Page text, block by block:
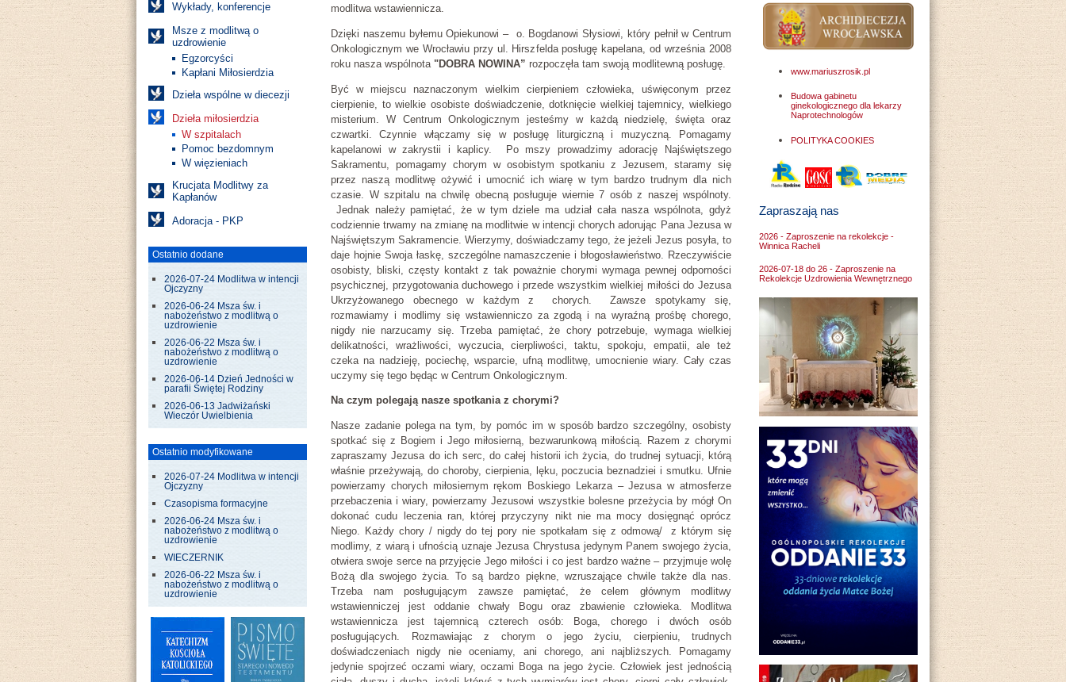
Wykłady, konferencje
Msze z modlitwą o
uzdrowienie
Egzorcyści
Kapłani Miłosierdzia
Dzieła wspólne w diecezji
Dzieła miłosierdzia
W szpitalach
Pomoc bezdomnym
W więzieniach
Krucjata Modlitwy za
Kapłanów
Adoracja - PKP
Ostatnio dodane
2026-07-24 Modlitwa w intencji
Ojczyzny
2026-06-24 Msza św. i
nabożeństwo z modlitwą o
uzdrowienie
2026-06-22 Msza św. i
nabożeństwo z modlitwą o
uzdrowienie
2026-06-14 Dzień Jedności w
parafii Świętej Rodziny
2026-06-13 Jadwiżański
Wieczór Uwielbienia
Ostatnio modyfikowane
2026-07-24 Modlitwa w intencji
Ojczyzny
Czasopisma formacyjne
2026-06-24 Msza św. i
nabożeństwo z modlitwą o
uzdrowienie
WIECZERNIK
2026-06-22 Msza św. i
nabożeństwo z modlitwą o
uzdrowienie
www.mariuszrosik.pl
Budowa gabinetu
ginekologicznego dla lekarzy
Naprotechnologów
POLITYKA COOKIES
Zapraszają nas
2026 - Zaproszenie na rekolekcje -
Winnica Racheli
2026-07-18 do 26 - Zaproszenie na
Rekolekcje Uzdrowienia Wewnętrznego
modlitwa wstawiennicza.
Dzięki naszemu byłemu Opiekunowi – o. Bogdanowi Słysiowi, który pełnił w Centrum
Onkologicznym we Wrocławiu przy ul. Hirszfelda posługę kapelana, od września 2008
roku nasza wspólnota "DOBRA NOWINA” rozpoczęła tam swoją modlitewną posługę.
Być w miejscu naznaczonym wielkim cierpieniem człowieka, uświęconym przez
cierpienie, to wielkie osobiste doświadczenie, dotknięcie wielkiej tajemnicy, wielkiego
misterium. W Centrum Onkologicznym jesteśmy w każdą niedzielę, święta oraz
czwartki. Czynnie włączamy się w posługę liturgiczną i muzyczną. Pomagamy
kapelanowi w zakrystii i kaplicy. Po mszy prowadzimy adorację Najświętszego
Sakramentu, pomagamy chorym w osobistym spotkaniu z Jezusem, staramy się
przez naszą modlitwę ożywić i umocnić ich wiarę w tym bardzo trudnym dla nich
czasie. W szpitalu na chwilę obecną posługuje wiernie 7 osób z naszej wspólnoty.
Jednak należy pamiętać, że w tym dziele ma udział cała nasza wspólnota, gdyż
codziennie trwamy na zmianę na modlitwie w intencji chorych adorując Pana Jezusa w
Najświętszym Sakramencie. Wierzymy, doświadczamy tego, że jeżeli Jezus posyła, to
daje hojnie Swoja łaskę, szczególne namaszczenie i błogosławieństwo. Rzeczywiście
osobisty, bliski, częsty kontakt z tak poważnie chorymi wymaga pewnej odporności
psychicznej, przygotowania duchowego i przede wszystkim wielkiej miłości do Jezusa
Ukrzyżowanego obecnego w każdym z chorych. Zawsze spotykamy się,
rozmawiamy i modlimy się wstawienniczo za zgodą i na wyraźną prośbę chorego,
nigdy nie narzucamy się. Trzeba pamiętać, że chory potrzebuje, wymaga wielkiej
delikatności, wrażliwości, wyczucia, cierpliwości, taktu, spokoju, empatii, ale też
czeka na nadzieję, pociechę, wsparcie, ufną modlitwę, umocnienie wiary. Cały czas
uczymy się tego będąc w Centrum Onkologicznym.
Na czym polegają nasze spotkania z chorymi?
Nasze zadanie polega na tym, by pomóc im w sposób bardzo szczególny, osobisty
spotkać się z Bogiem i Jego miłosierną, bezwarunkową miłością. Razem z chorymi
zapraszamy Jezusa do ich serc, do całej historii ich życia, do trudnej sytuacji, którą
właśnie przeżywają, do choroby, cierpienia, lęku, poczucia beznadziei i smutku. Ufnie
powierzamy chorych miłosiernym rękom Boskiego Lekarza – Jezusa w atmosferze
przebaczenia i wiary, powierzamy Jezusowi wszystkie bolesne przeżycia by mógł On
dokonać cudu leczenia ran, której przyczyny nikt nie ma mocy dosięgnąć oprócz
Niego. Każdy chory / nigdy do tej pory nie spotkałam się z odmową/ z którym się
modlimy, z wiarą i ufnością uznaje Jezusa Chrystusa jedynym Panem swojego życia,
otwiera swoje serce na przyjęcie Jego miłości i co jest bardzo ważne – przyjmuje wolę
Bożą dla swojego życia. To są bardzo piękne, wzruszające chwile także dla nas.
Trzeba nam posługującym zawsze pamiętać, że celem głównym modlitwy
wstawienniczej jest oddanie chwały Bogu oraz zbawienie człowieka. Modlitwa
wstawiennicza jest tajemnicą czterech osób: Boga, chorego i dwóch osób
posługujących. Rozmawiając z chorym o jego życiu, cierpieniu, trudnych
doświadczeniach nigdy nie oceniamy, ani chorego, ani najbliższych. Pomagamy
jedynie spojrzeć oczami wiary, oczami Boga na jego życie. Człowiek jest jednością